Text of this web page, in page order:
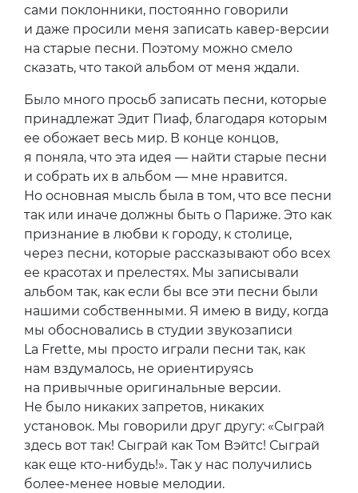
сами поклонники, постоянно говорили
и даже просили меня записать кавер-версии
на старые песни. Поэтому можно смело
сказать, что такой альбом от меня ждали.
Было много просьб записать песни, которые
принадлежат Эдит Пиаф, благодаря которым
ее обожает весь мир. В конце концов,
я поняла, что эта идея — найти старые песни
и собрать их в альбом — мне нравится.
Но основная мысль была в том, что все песни
так или иначе должны быть о Париже. Это как
признание в любви к городу, к столице,
через песни, которые рассказывают обо всех
ее красотах и прелестях. Мы записывали
альбом так, как если бы все эти песни были
нашими собственными. Я имею в виду, когда
мы обосновались в студии звукозаписи
La Frette, мы просто играли песни так, как
нам вздумалось, не ориентируясь
на привычные оригинальные версии.
Не было никаких запретов, никаких
установок. Мы говорили друг другу: «Сыграй
здесь вот так! Сыграй как Том Вэйтс! Сыграй
как еще кто-нибудь!». Так у нас получились
более-менее новые мелодии.